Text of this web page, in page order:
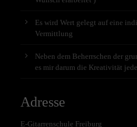
Es wird Wert gelegt auf eine
Vermittlung
Neben dem Beherrschen der
es mir darum die Kreativität
Adresse
E-Gitarrenschule Freiburg